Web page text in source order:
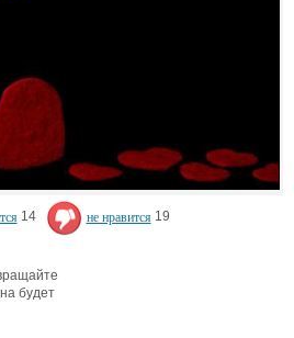
14 не нравится 19
будет